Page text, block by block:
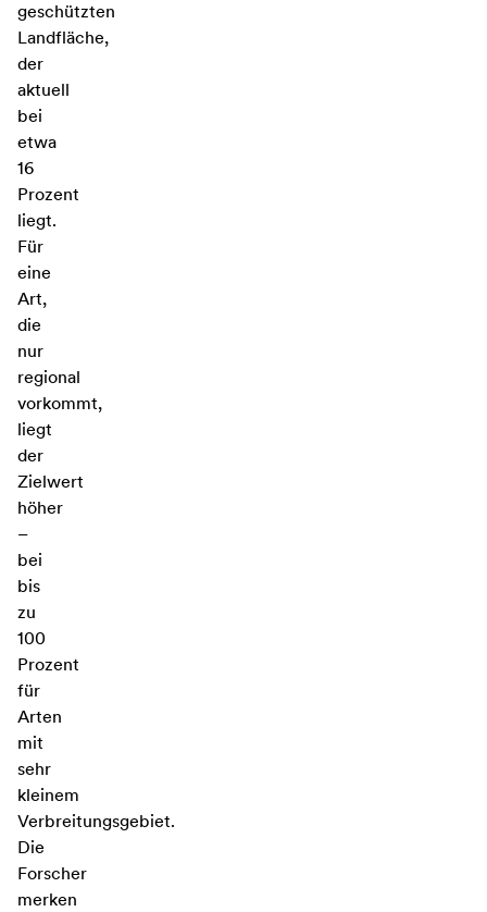
geschützten
Landfläche,
der
aktuell
bei
etwa
16
Prozent
liegt.
Für
eine
Art,
die
nur
regional
vorkommt,
liegt
der
Zielwert
höher
–
bei
bis
zu
100
Prozent
für
Arten
mit
sehr
kleinem
Verbreitungsgebiet.
Die
Forscher
merken